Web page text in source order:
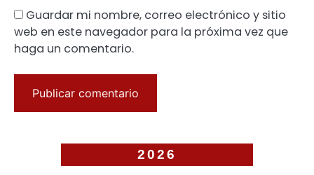
Guardar mi nombre, correo electrónico y sitio
web en este navegador para la próxima vez que
haga un comentario.
2026